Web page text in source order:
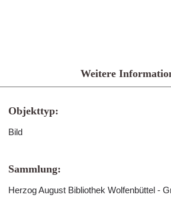
Weitere
Objekttyp:
Bild
Sammlung:
Herzog August Bibliothek Wolfenbüttel -